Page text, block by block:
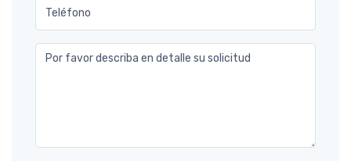
Teléfono
Por favor describa en detalle su solicitud